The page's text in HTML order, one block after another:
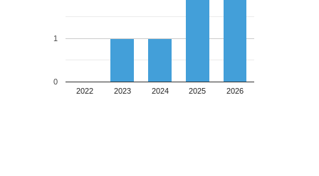
2022 2023 2024 2025 2026
0
1